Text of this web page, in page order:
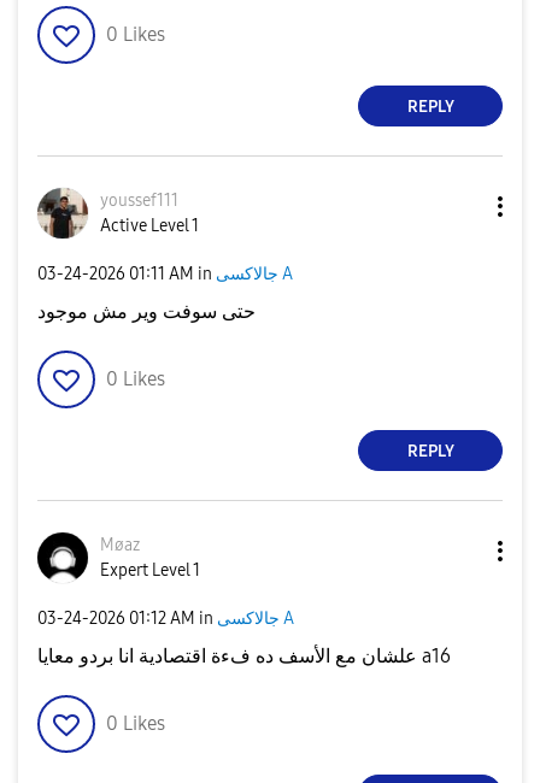
0 Likes
REPLY
youssef111
Active Level 1
‎03-24-2026 01:11 AM in جالاكسى A
حتى سوفت وير مش موجود
0 Likes
REPLY
Møaz
Expert Level 1
‎03-24-2026 01:12 AM in جالاكسى A
علشان مع الأسف ده فءة اقتصادية انا بردو معايا a16
0 Likes